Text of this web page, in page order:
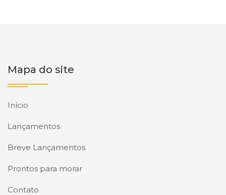
Mapa do site
Início
Lançamentos
Breve Lançamentos
Prontos para morar
Contato